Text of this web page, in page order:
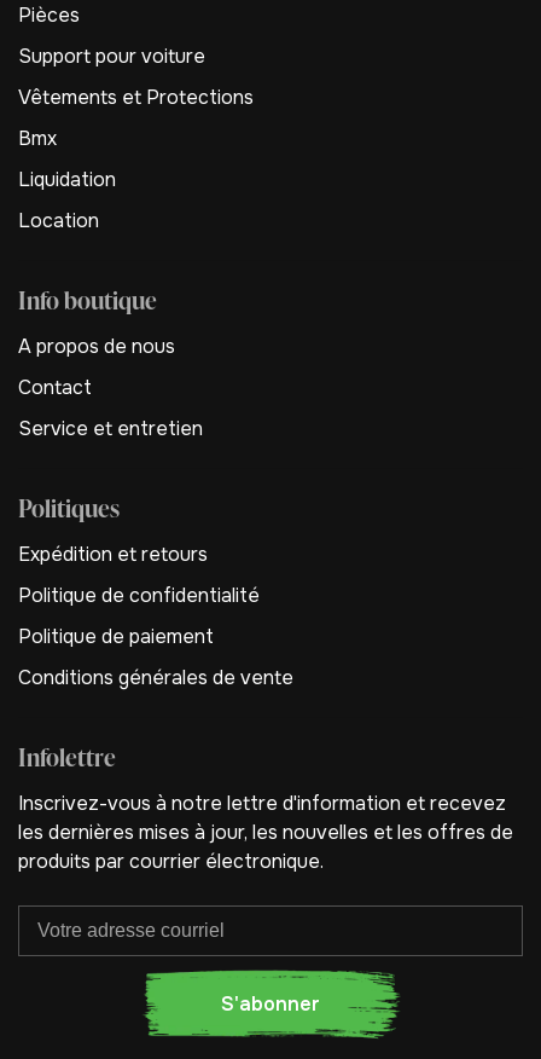
Pièces
Support pour voiture
Vêtements et Protections
Bmx
Liquidation
Location
Info boutique
A propos de nous
Contact
Service et entretien
Politiques
Expédition et retours
Politique de confidentialité
Politique de paiement
Conditions générales de vente
Infolettre
Inscrivez-vous à notre lettre d'information et recevez
les dernières mises à jour, les nouvelles et les offres de
produits par courrier électronique.
S'abonner